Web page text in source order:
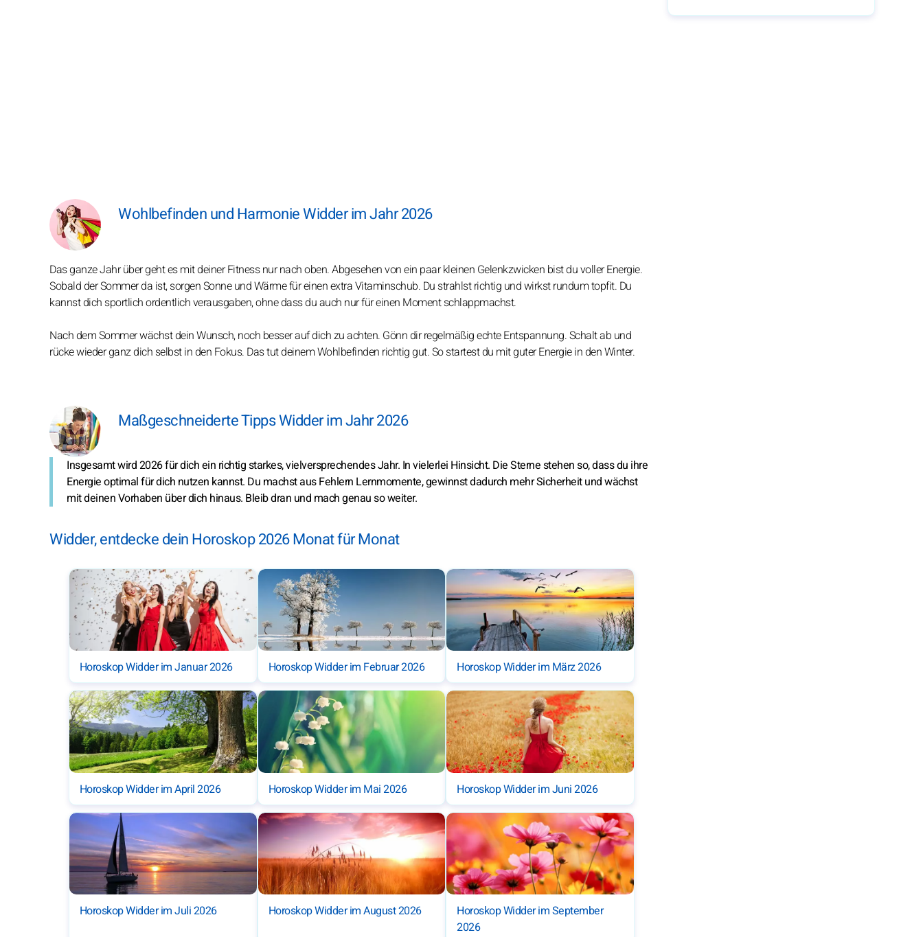
Wohlbefinden und Harmonie Widder im Jahr 2026
Das ganze Jahr über geht es mit deiner Fitness nur nach oben. Abgesehen von ein paar kleinen Gelenkzwicken bist du voller Energie.
Sobald der Sommer da ist, sorgen Sonne und Wärme für einen extra Vitaminschub. Du strahlst richtig und wirkst rundum topfit. Du
kannst dich sportlich ordentlich verausgaben, ohne dass du auch nur für einen Moment schlappmachst.
Nach dem Sommer wächst dein Wunsch, noch besser auf dich zu achten. Gönn dir regelmäßig echte Entspannung. Schalt ab und
rücke wieder ganz dich selbst in den Fokus. Das tut deinem Wohlbefinden richtig gut. So startest du mit guter Energie in den Winter.
Maßgeschneiderte Tipps Widder im Jahr 2026
Insgesamt wird 2026 für dich ein richtig starkes, vielversprechendes Jahr. In vielerlei Hinsicht. Die Sterne stehen so, dass du ihre
Energie optimal für dich nutzen kannst. Du machst aus Fehlern Lernmomente, gewinnst dadurch mehr Sicherheit und wächst
mit deinen Vorhaben über dich hinaus. Bleib dran und mach genau so weiter.
Widder, entdecke dein Horoskop 2026 Monat für Monat
Horoskop Widder im Januar 2026 Horoskop Widder im Februar 2026 Horoskop Widder im März 2026
Horoskop Widder im April 2026 Horoskop Widder im Mai 2026 Horoskop Widder im Juni 2026
Horoskop Widder im Juli 2026 Horoskop Widder im August 2026
Horoskop Widder im September
2026